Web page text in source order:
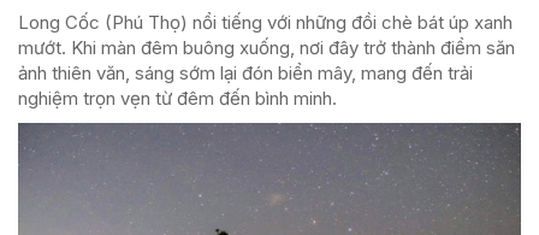
Long Cốc (Phú Thọ) nổi tiếng với những đồi chè bát úp xanh
mướt. Khi màn đêm buông xuống, nơi đây trở thành điểm săn
ảnh thiên văn, sáng sớm lại đón biển mây, mang đến trải
nghiệm trọn vẹn từ đêm đến bình minh.